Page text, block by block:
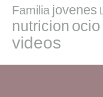
Familia jovenes
nutricion ocio
videos